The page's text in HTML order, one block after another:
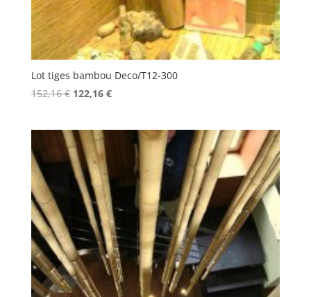
Lot tiges bambou Deco/T12-300
152,16€ Le
était :
152,16 €.
122,16 €Le